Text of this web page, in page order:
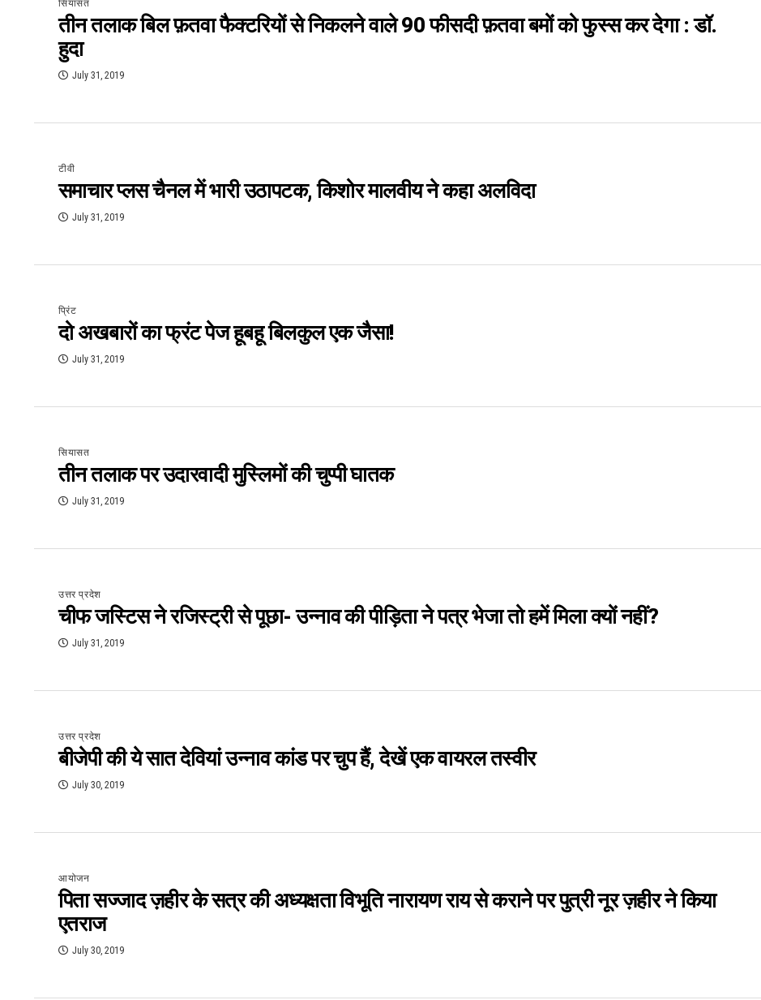
सियासत
तीन तलाक बिल फ़तवा फैक्टरियों से निकलने वाले 90 फीसदी फ़तवा बमों को फुस्स कर देगा : डॉ.
हुदा
July 31, 2019
टीवी
समाचार प्लस चैनल में भारी उठापटक, किशोर मालवीय ने कहा अलविदा
July 31, 2019
प्रिंट
दो अखबारों का फ्रंट पेज हूबहू बिलकुल एक जैसा!
July 31, 2019
सियासत
तीन तलाक पर उदारवादी मुस्लिमों की चुप्पी घातक
July 31, 2019
उत्तर प्रदेश
चीफ जस्टिस ने रजिस्ट्री से पूछा- उन्नाव की पीड़िता ने पत्र भेजा तो हमें मिला क्यों नहीं?
July 31, 2019
उत्तर प्रदेश
बीजेपी की ये सात देवियां उन्नाव कांड पर चुप हैं, देखें एक वायरल तस्वीर
July 30, 2019
आयोजन
पिता सज्जाद ज़हीर के सत्र की अध्यक्षता विभूति नारायण राय से कराने पर पुत्री नूर ज़हीर ने किया
एतराज
July 30, 2019